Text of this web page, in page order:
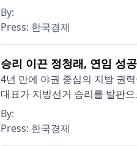
By:
Press: 한국경제
승리 이끈 정청래, 연임 성
4년 만에 야권 중심의 지방 권
대표가 지방선거 승리를 발판
By:
Press: 한국경제